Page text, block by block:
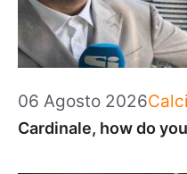
06 Agosto 2026
Cardinale, how do